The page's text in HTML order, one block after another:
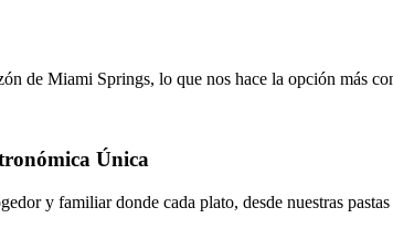
de Miami Springs, lo que nos hace la opción más
Única
y familiar donde cada plato, desde nuestras